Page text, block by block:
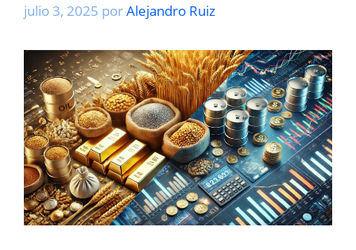
julio 3, 2025 porAlejandro Ruiz